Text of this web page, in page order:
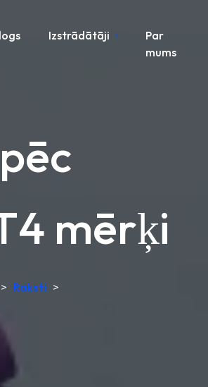
Izstrādātāji
Par
mums
mērķi
> Raksti >